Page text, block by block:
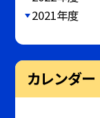
2021年度
カレンダー